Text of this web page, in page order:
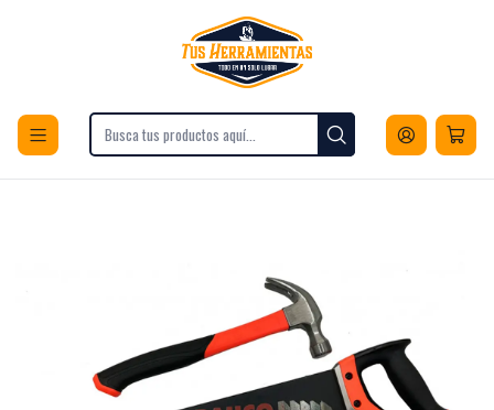
Envios a todo Chile
Herramientas Manuales
SERRUCHO+MARTILLO BAHCO 26001942816